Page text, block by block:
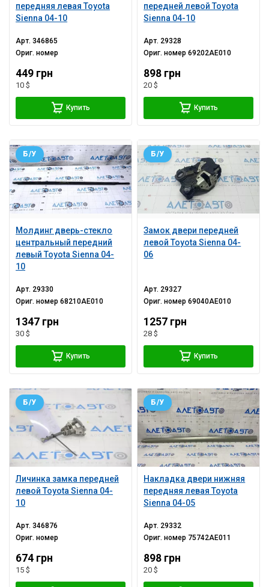
передняя левая Toyota
Sienna 04-10
Арт.346865
Ориг. номер
449 грн
10 $
Купить
передней левой Toyota
Sienna 04-10
Арт. 29328
Ориг. номер69202AE010
898 грн
20 $
Купить
Молдинг дверь-стекло
центральный передний
левый Toyota Sienna 04-
10
Б/У
Арт. 29330
Ориг. номер68210AE010
1347 грн
30 $
Купить
Замок двери передней
левой Toyota Sienna 04-
06
Б/У
Арт. 29327
Ориг. номер69040AE010
1257 грн
28 $
Купить
Личинка замка передней
левой Toyota Sienna 04-
10
Б/У
Арт.346876
Ориг. номер
674 грн
15 $
Накладка двери нижняя
передняя левая Toyota
Sienna 04-05
Б/У
Арт. 29332
Ориг. номер 75742AE011
898 грн
20 $